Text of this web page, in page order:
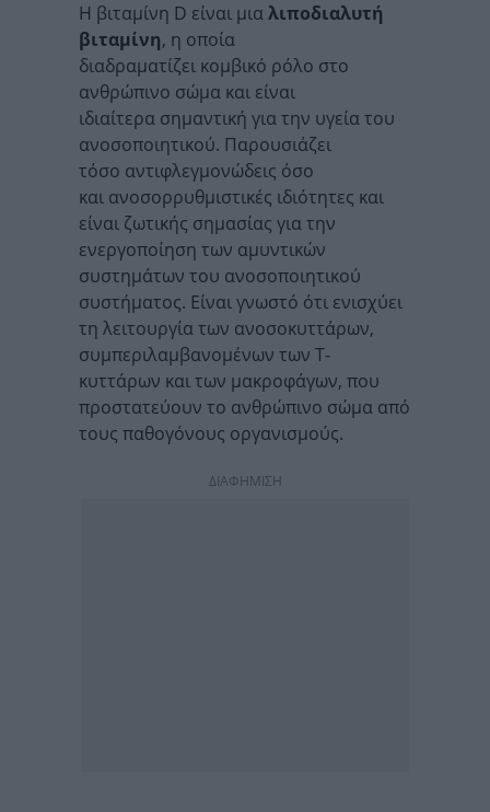
H βιταμίνη D είναι μιαλιποδιαλυτή
βιταμίνη, η οποία
διαδραματίζει κομβικό ρόλο στο
ανθρώπινο σώμα και είναι
ιδιαίτερα σημαντική για την υγεία του
ανοσοποιητικού. Παρουσιάζει
τόσο αντιφλεγμονώδεις όσο
και ανοσορρυθμιστικές ιδιότητες και
είναι ζωτικής σημασίας για την
ενεργοποίηση των αμυντικών
συστημάτων του ανοσοποιητικού
συστήματος. Είναι γνωστό ότι ενισχύει
τη λειτουργία των ανοσοκυττάρων,
συμπεριλαμβανομένων των Τ-
κυττάρων και των μακροφάγων, που
προστατεύουν το ανθρώπινο σώμα από
τους παθογόνους οργανισμούς.
ΔΙΑΦΗΜΙΣΗ